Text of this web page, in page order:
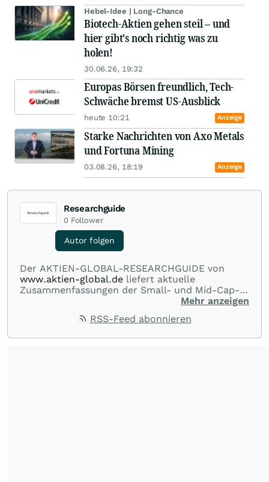
Hebel-Idee | Long-Chance
Biotech-Aktien gehen steil – und
hier gibt's noch richtig was zu
holen!
30.06.26, 19:32
Europas Börsen freundlich, Tech-
Schwäche bremst US-Ausblick
heute 10:21 Anzeige
Starke Nachrichten von Axo Metals
und Fortuna Mining
03.08.26, 18:19 Anzeige
Researchguide
0 Follower
Autor folgen
Der AKTIEN-GLOBAL-RESEARCHGUIDE von
www.aktien-global.de liefert aktuelle
Zusammenfassungen der Small- und Mid-Cap-
Analysen deutscher Researchhäuser und -
Berichterstattung von AKTIEN-GLOBAL reicht
Mehr anzeigen
RSS-Feed abonnieren